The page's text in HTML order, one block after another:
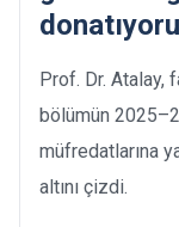
Prof. Dr. Atalay,
bölümün
müfredatlarına
altını çizdi.